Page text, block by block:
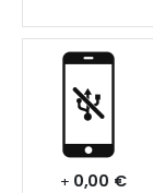
+ 0,00 €